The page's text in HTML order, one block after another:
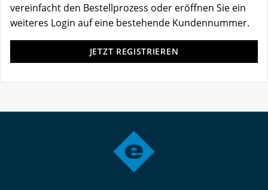
vereinfacht den Bestellprozess oder eröffnen Sie ein
weiteres Login auf eine bestehende Kundennummer.
JETZT REGISTRIEREN